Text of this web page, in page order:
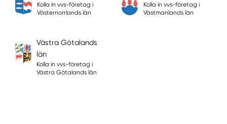
Kolla in vvs-företag i
Västernorrlands län
Kolla in vvs-företag i
Västmanlands län
Västra Götalands
län
Kolla in vvs-företag i
Västra Götalands län